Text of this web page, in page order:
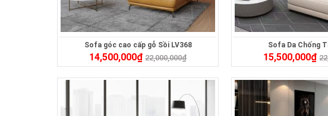
Sofa góc cao cấp gỗ Sồi LV368
14,500,000₫ 22,000,000₫
Sofa Da Chống
15,500,000₫